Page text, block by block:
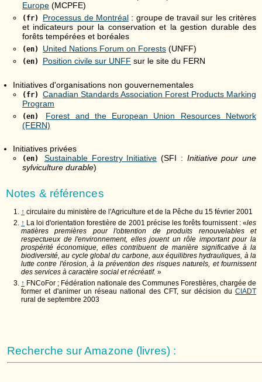
Europe (MCPFE)
(fr) Processus de Montréal: groupe de travail sur les critères
et indicateurs pour la conservation et la gestion durable des
forêts tempérées et boréales
(en) United Nations Forum on Forests (UNFF)
(en) Position civile sur UNFF sur le site du FERN
Initiatives d'organisations non gouvernementales
(fr) Canadian Standards Association Forest Products Marking
Program
(en) Forest and the European Union Resources Network
(FERN)
Initiatives privées
(en) Sustainable Forestry Initiative (SFI : Initiative pour une
sylviculture durable)
Notes & références
↑ circulaire du ministère de l'Agriculture et de la Pêche du 15 février 2001
↑ La loi d'orientation forestière de 2001 précise les forêts fournissent : «les
matières premières pour l'obtention de produits renouvelables et
respectueux de l'environnement, elles jouent un rôle important pour la
prospérité économique, elles contribuent de manière significative à la
biodiversité, au cycle global du carbone, aux équilibres hydrauliques, à la
lutte contre l'érosion, à la prévention des risques naturels, et fournissent
des services à caractère social et récréatif. »
↑ FNCoFor ; Fédération nationale des Communes Forestières, chargée de
former et d'animer un réseau national des CFT, sur décision du CIADT
rural de septembre 2003
Recherche sur Amazone (livres) :